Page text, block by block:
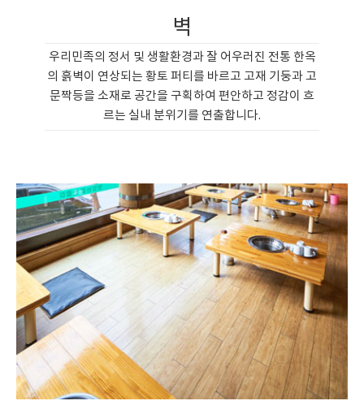
벽
우리민족의 정서 및 생활환경과 잘 어우러진 전통 한옥
의 흙벽이 연상되는 황토 퍼티를 바르고 고재 기둥과 고
문짝등을 소재로 공간을 구획하여 편안하고 정감이 흐
르는 실내 분위기를 연출합니다.